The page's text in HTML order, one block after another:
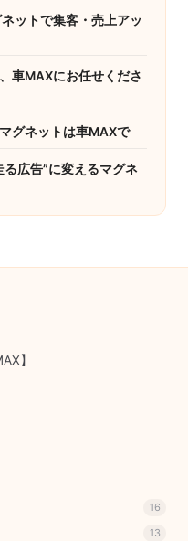
ットで集客・売上アッ
車MAXにお任せくださ
グネットは車MAXで
広告”に変えるマグネ
】
16
13